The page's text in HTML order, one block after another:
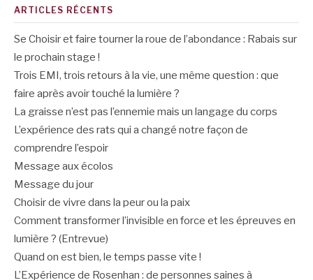
ARTICLES RÉCENTS
Se Choisir et faire tourner la roue de l’abondance : Rabais sur
le prochain stage !
Trois EMI, trois retours à la vie, une même question : que
faire après avoir touché la lumière ?
La graisse n’est pas l’ennemie mais un langage du corps
L’expérience des rats qui a changé notre façon de
comprendre l’espoir
Message aux écolos
Message du jour
Choisir de vivre dans la peur ou la paix
Comment transformer l’invisible en force et les épreuves en
lumière ? (Entrevue)
Quand on est bien, le temps passe vite !
L’Expérience de Rosenhan : de personnes saines à